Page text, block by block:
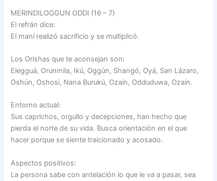
MERINDILOGGUN ODDI (16 – 7)
El refrán dice:
El maní realizó sacrificio y se multiplicó.
Los Orishas que te aconsejan son:
Elegguá, Orunmila, Ikú, Oggún, Shangó, Oyá, San Lázaro,
Oshún, Oshosi, Nana Burukú, Ozaín, Odduduwa, Ozaín.
Entorno actual:
Sus caprichos, orgullo y decepciones, han hecho que
pierda el norte de su vida. Busca orientación en el que
hacer porque se siente traicionado y acosado.
Aspectos positivos:
La persona sabe con antelación lo que le va a pasar, sea